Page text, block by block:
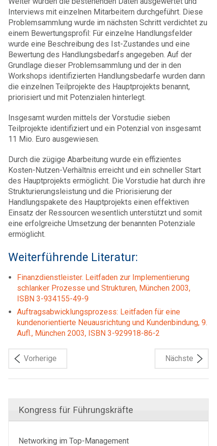
Interviews mit einzelnen Mitarbeitern durchgeführt. Diese
Problemsammlung wurde im nächsten Schritt verdichtet zu
einem Bewertungsprofil: Für einzelne Handlungsfelder
wurde eine Beschreibung des Ist-Zustandes und eine
Bewertung des Handlungsbedarfs angegeben. Auf der
Grundlage dieser Problemsammlung und der in den
Workshops identifizierten Handlungsbedarfe wurden dann
die einzelnen Teilprojekte des Hauptprojekts benannt,
priorisiert und mit Potenzialen hinterlegt.
Insgesamt wurden mittels der Vorstudie sieben
Teilprojekte identifiziert und ein Potenzial von insgesamt
11 Mio. Euro ausgewiesen.
Durch die zügige Abarbeitung wurde ein effizientes
Kosten-Nutzen-Verhältnis erreicht und ein schneller Start
des Hauptprojekts ermöglicht. Die Vorstudie hat durch ihre
Strukturierungsleistung und die Priorisierung der
Handlungspakete des Hauptprojekts einen effektiven
Einsatz der Ressourcen wesentlich unterstützt und somit
eine erfolgreiche Umsetzung der benannten Potenziale
ermöglicht.
Weiterführende Literatur:
Finanzdienstleister. Leitfaden zur Implementierung
schlanker Prozesse und Strukturen, München 2003,
ISBN 3-934155-49-9
Auftragsabwicklungsprozess: Leitfaden für eine
kundenorientierte Neuausrichtung und Kundenbindung, 9.
Aufl., München 2003, ISBN 3-929918-86-2
Vorherige Nächste
Kongress für Führungskräfte
Networking im Top-Management